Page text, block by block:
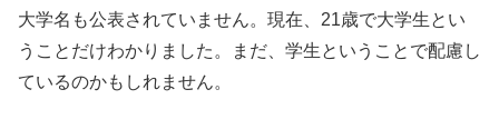
大学名も公表されていません。現在、21歳で大学生とい
うことだけわかりました。まだ、学生ということで配慮し
ているのかもしれません。